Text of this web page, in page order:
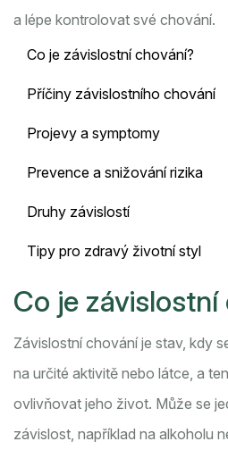
a lépe kontrolovat své chování.
Co je závislostní chování?
Příčiny závislostního chování
Projevy a symptomy
Prevence a snižování rizika
Druhy závislostí
Tipy pro zdravý životní styl
Co je závislostní
Závislostní chování je stav, kdy
na určité aktivitě nebo látce, a
ovlivňovat jeho život. Může se
závislost, například na alkoholu